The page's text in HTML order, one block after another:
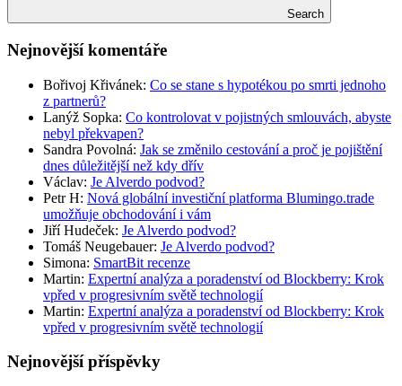
Search
Nejnovější komentáře
Bořivoj Křivánek: Co se stane s hypotékou po smrti jednoho
z partnerů?
Lanýž Sopka: Co kontrolovat v pojistných smlouvách, abyste
nebyl překvapen?
Sandra Povolná: Jak se změnilo cestování a proč je pojištění
dnes důležitější než kdy dřív
Václav: Je Alverdo podvod?
Petr H: Nová globální investiční platforma Blumingo.trade
umožňuje obchodování i vám
Jiří Hudeček: Je Alverdo podvod?
Tomáš Neugebauer: Je Alverdo podvod?
Simona: SmartBit recenze
Martin: Expertní analýza a poradenství od Blockberry: Krok
vpřed v progresivním světě technologií
Martin: Expertní analýza a poradenství od Blockberry: Krok
vpřed v progresivním světě technologií
Nejnovější příspěvky